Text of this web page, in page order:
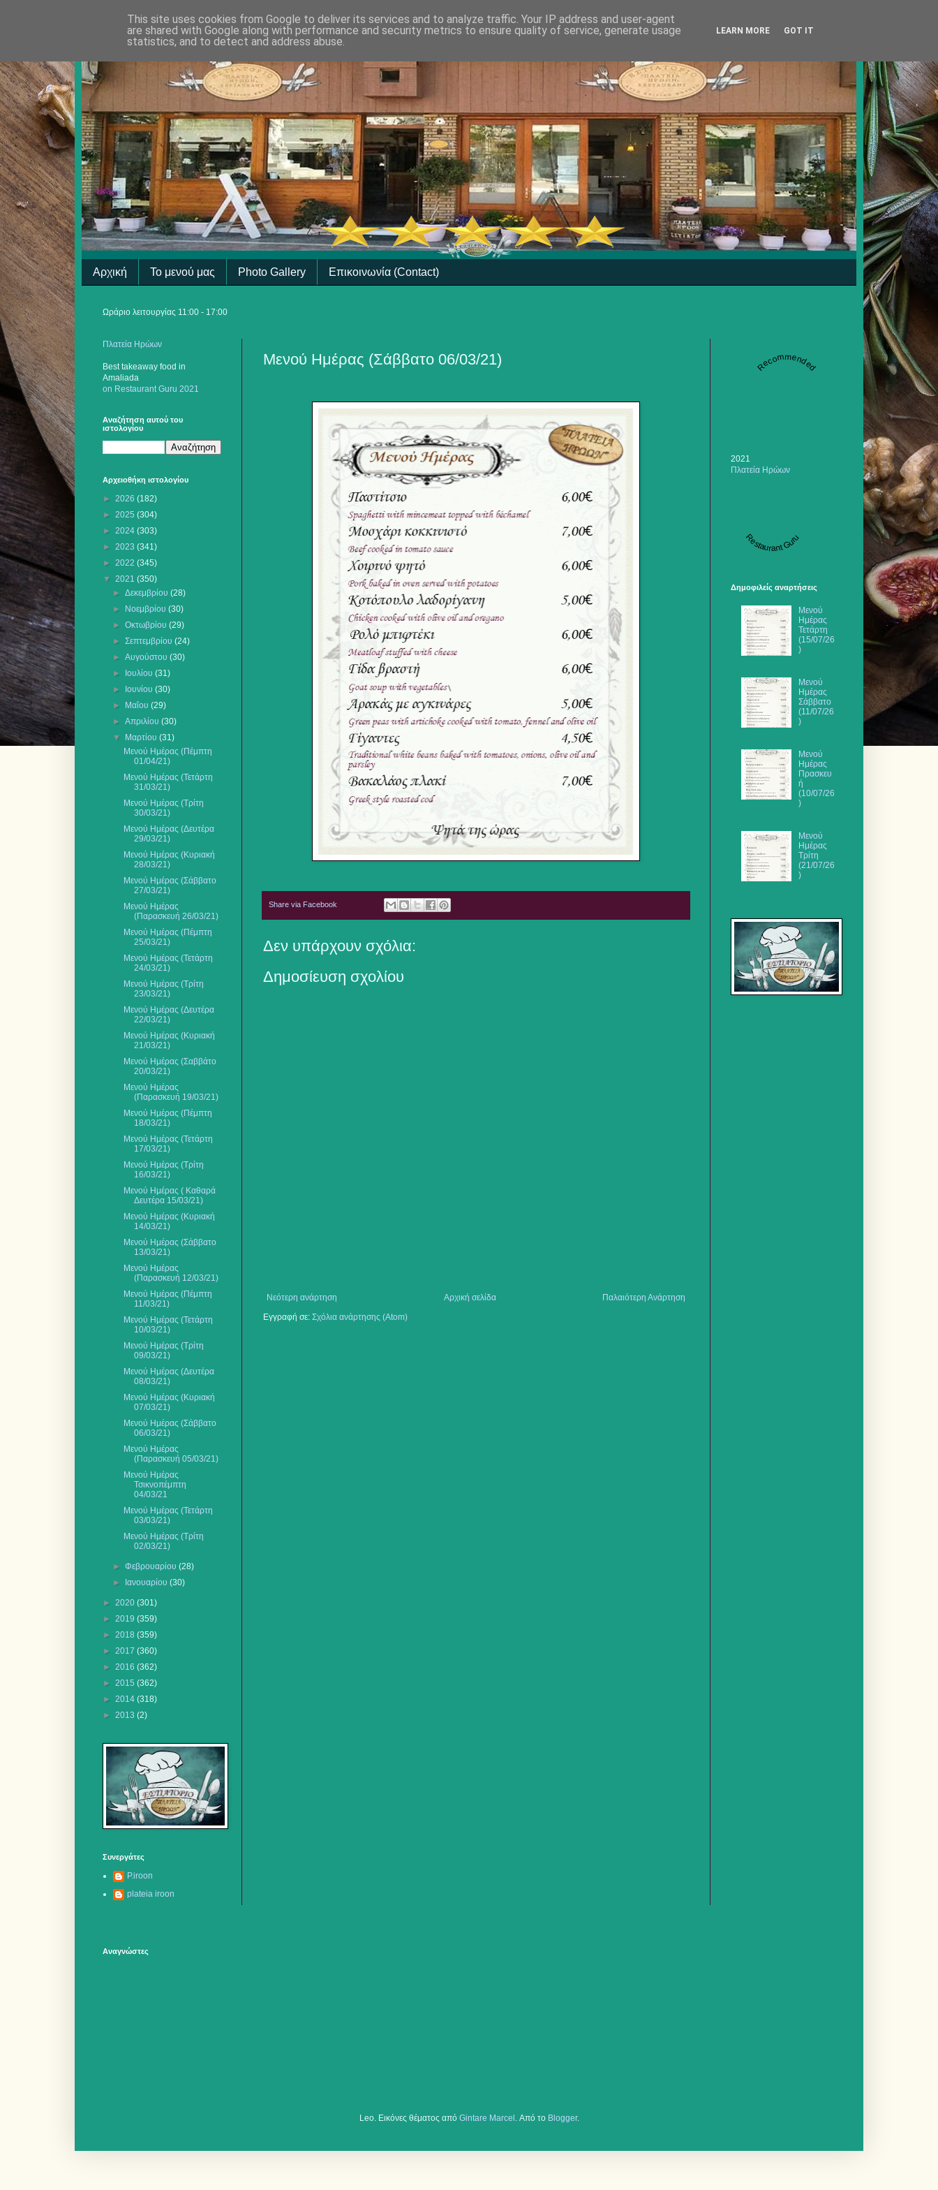
Αρχική Το μενού μας Photo Gallery Επικοινωνία (Contact)
Ωράριο λειτουργίας 11:00 - 17:00
Μενού Ημέρας (Σάββατο 06/03/21)
Share via Facebook
Δεν υπάρχουν σχόλια:
Δημοσίευση σχολίου
Νεότερη ανάρτηση Παλαιότερη Ανάρτηση
Αρχική σελίδα
Εγγραφή σε: Σχόλια ανάρτησης (Atom)
Πλατεία Ηρώων
Best takeaway food in
Amaliada
on Restaurant Guru 2021
Αναζήτηση αυτού του
ιστολογίου
Αρχειοθήκη ιστολογίου
► 2026 (182)
► 2025 (304)
► 2024 (303)
► 2023 (341)
► 2022 (345)
▼ 2021 (350)
►Δεκεμβρίου(28)
►
Νοεμβρίου(30)
►Οκτωβρίου(29)
►Σεπτεμβρίου(24)
►Αυγούστου(30)
►
Ιουλίου(31)
►
Ιουνίου(30)
►
Μαΐου(29)
►Απριλίου(30)
▼
Μαρτίου(31)
Μενού Ημέρας (Πέμπτη
01/04/21)
Μενού Ημέρας (Τετάρτη
31/03/21)
Μενού Ημέρας (Τρίτη
30/03/21)
Μενού Ημέρας (Δευτέρα
29/03/21)
Μενού Ημέρας (Κυριακή
28/03/21)
Μενού Ημέρας (Σάββατο
27/03/21)
Μενού Ημέρας
(Παρασκευή 26/03/21)
Μενού Ημέρας (Πέμπτη
25/03/21)
Μενού Ημέρας (Τετάρτη
24/03/21)
Μενού Ημέρας (Τρίτη
23/03/21)
Μενού Ημέρας (Δευτέρα
22/03/21)
Μενού Ημέρας (Κυριακή
21/03/21)
Μενού Ημέρας (Σαββάτο
20/03/21)
Μενού Ημέρας
(Παρασκευή 19/03/21)
Μενού Ημέρας (Πέμπτη
18/03/21)
Μενού Ημέρας (Τετάρτη
17/03/21)
Μενού Ημέρας (Τρίτη
16/03/21)
Μενού Ημέρας ( Καθαρά
Δευτέρα 15/03/21)
Μενού Ημέρας (Κυριακή
14/03/21)
Μενού Ημέρας (Σάββατο
13/03/21)
Μενού Ημέρας
(Παρασκευή 12/03/21)
Μενού Ημέρας (Πέμπτη
11/03/21)
Μενού Ημέρας (Τετάρτη
10/03/21)
Μενού Ημέρας (Τρίτη
09/03/21)
Μενού Ημέρας (Δευτέρα
08/03/21)
Μενού Ημέρας (Κυριακή
07/03/21)
Μενού Ημέρας (Σάββατο
06/03/21)
Μενού Ημέρας
(Παρασκευή 05/03/21)
Μενού Ημέρας
Τσικνοπέμπτη
04/03/21
Μενού Ημέρας (Τετάρτη
03/03/21)
Μενού Ημέρας (Τρίτη
02/03/21)
►Φεβρουαρίου(28)
►
Ιανουαρίου(30)
► 2020 (301)
► 2019 (359)
► 2018 (359)
► 2017 (360)
► 2016 (362)
► 2015 (362)
► 2014 (318)
► 2013 (2)
Συνεργάτες
P.iroon
plateia iroon
Recommended
2021
Πλατεία Ηρώων
Restaurant Guru
Δημοφιλείς αναρτήσεις
Μενού
Ημέρας
Τετάρτη
(15/07/26
)
Μενού
Ημέρας
Σάββατο
(11/07/26
)
Μενού
Ημέρας
Πρασκευ
ή
(10/07/26
)
Μενού
Ημέρας
Τρίτη
(21/07/26
)
Αναγνώστες
Leo. Εικόνες θέματος από Gintare Marcel . Από το Blogger.
This site uses cookies from Google to deliver its services and to analyze traffic. Your IP address and user-agent
are shared with Google along with performance and security metrics to ensure quality of service, generate usage
statistics, and to detect and address abuse.
LEARN MORE GOT IT